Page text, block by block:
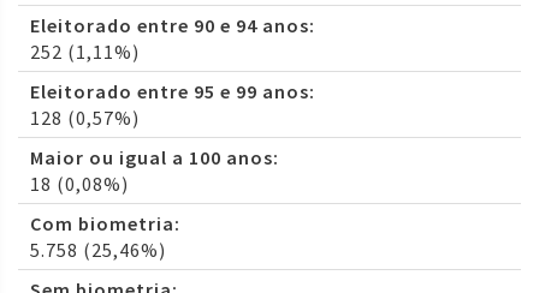
Eleitorado entre 90 e 94 anos:
252 (1,11%)
Eleitorado entre 95 e 99 anos:
128 (0,57%)
Maior ou igual a 100 anos:
18 (0,08%)
Com biometria:
5.758 (25,46%)